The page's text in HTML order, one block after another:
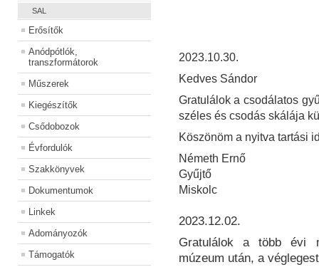
SAL
Erősítők
Anódpótlók,
transzformátorok
Műszerek
Kiegészítők
Csődobozok
Évfordulók
Szakkönyvek
Dokumentumok
Linkek
Adományozók
Támogatók
2023.10.30.
Kedves Sándor
Gratulálok a csodálatos
széles és csodás skálája
Köszönöm a nyitva tartási
Németh Ernő
Gyűjtő
Miskolc
2023.12.02.
Gratulálok a több évi
múzeum után, a